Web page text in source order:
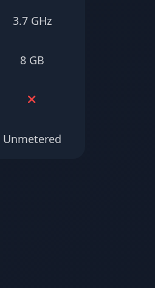
3.7 GHz
8 GB
Unmetered